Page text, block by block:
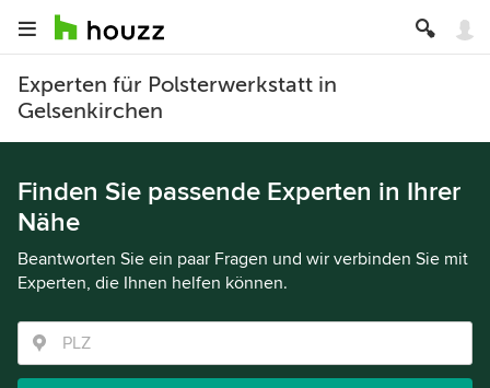
Experten für Polsterwerkstatt in
Gelsenkirchen
Finden Sie passende Experten in Ihrer
Nähe
Beantworten Sie ein paar Fragen und wir verbinden Sie mit
Experten, die Ihnen helfen können.